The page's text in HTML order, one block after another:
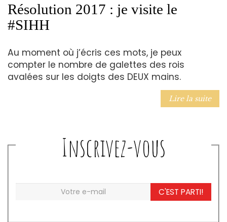
Résolution 2017 : je visite le
#SIHH
Au moment où j’écris ces mots, je peux
compter le nombre de galettes des rois
avalées sur les doigts des DEUX mains.
Lire la suite
Inscrivez-vous
C'EST PARTI!